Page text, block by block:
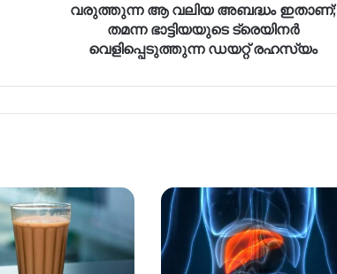
വരുത്തുന്ന ആ വലിയ അബദ്ധം ഇതാണ്;
തമന്ന ഭാട്ടിയയുടെ ട്രെയിനർ
വെളിപ്പെടുത്തുന്ന ഡയറ്റ് രഹസ്യം